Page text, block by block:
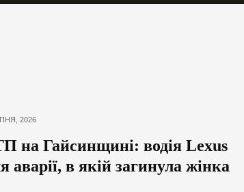
2026
на Гайсинщині: водія Lexus
аварії, в якій загинула жінка